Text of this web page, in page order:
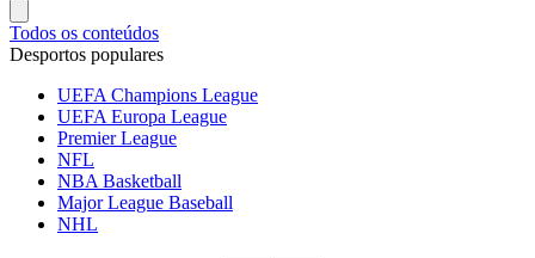
Todos os conteúdos
Desportos populares
UEFA Champions League
UEFA Europa League
Premier League
NFL
NBA Basketball
Major League Baseball
NHL